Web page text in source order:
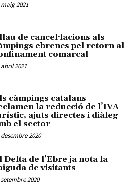
maig 2021
de cancel·lacions als
ebrencs pel retorn al
comarcal
abril 2021
càmpings catalans
la reducció de l’IVA
ajuts directes i diàleg
el sector
desembre 2020
Delta de l’Ebre ja nota la
de visitants
setembre 2020